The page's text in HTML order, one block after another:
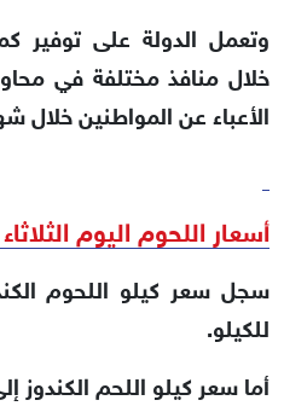
وتعمل الدولة على توفير
خلال منافذ مختلفة في
الأعباء عن المواطنين خلال
أسعار اللحوم اليوم الثلاثاء 3 مارس 2026
للكيلو.
أما سعر كيلو اللحم الكندوز إلى 406 جنيهات